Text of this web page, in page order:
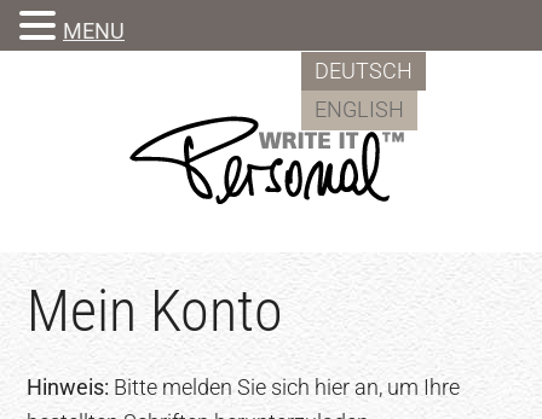
DEUTSCH
ENGLISH
Mein Konto
Hinweis: Bitte melden Sie sich hier an, um Ihre
MENU